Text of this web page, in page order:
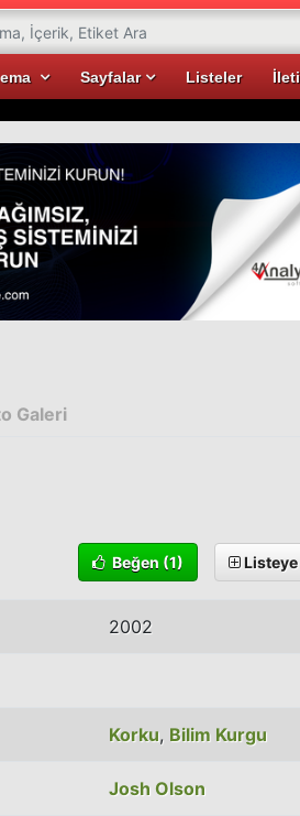
Sayfalar Listeler
Galeri
Beğen (1) Listeye
2002
Korku, Bilim Kurgu
Josh Olson